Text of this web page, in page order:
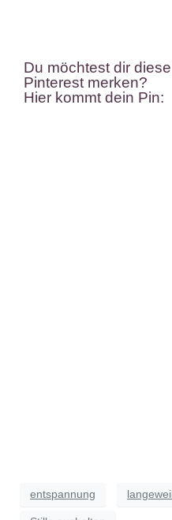
Du möchtest dir
Pinterest merken?
Hier kommt dein Pin:
entspannung